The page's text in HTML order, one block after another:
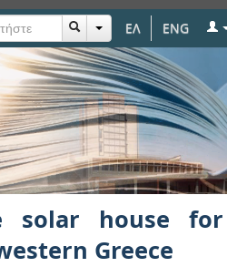
ΕΛ ENG
climate, in
solar house for
Greece